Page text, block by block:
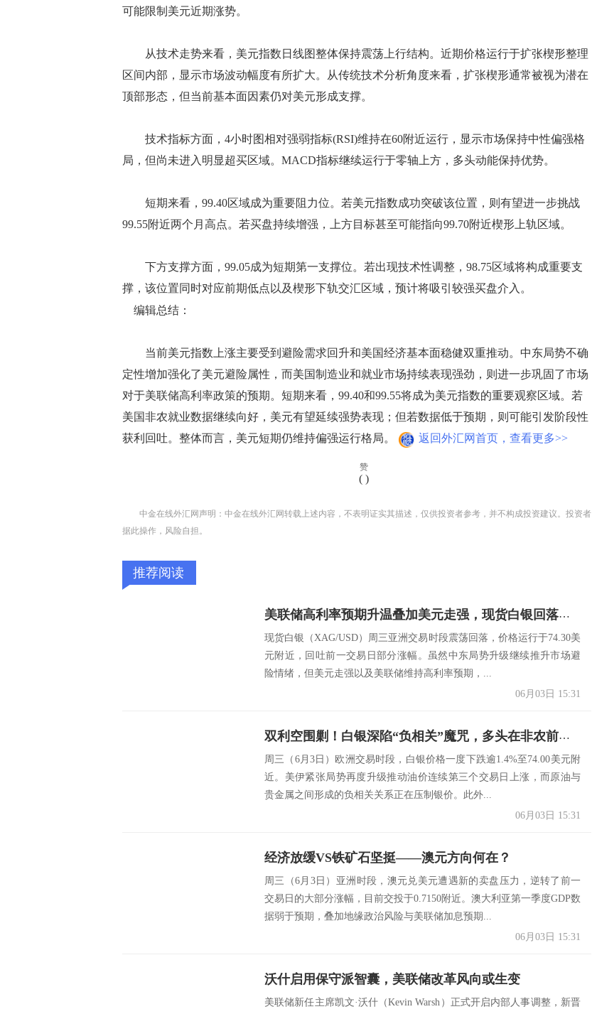
可能限制美元近期涨势。
从技术走势来看，美元指数日线图整体保持震荡上行结构。近期价格运行于扩张楔形整理
区间内部，显示市场波动幅度有所扩大。从传统技术分析角度来看，扩张楔形通常被视为潜在
顶部形态，但当前基本面因素仍对美元形成支撑。
技术指标方面，4小时图相对强弱指标(RSI)维持在60附近运行，显示市场保持中性偏强格
局，但尚未进入明显超买区域。MACD指标继续运行于零轴上方，多头动能保持优势。
短期来看，99.40区域成为重要阻力位。若美元指数成功突破该位置，则有望进一步挑战
99.55附近两个月高点。若买盘持续增强，上方目标甚至可能指向99.70附近楔形上轨区域。
下方支撑方面，99.05成为短期第一支撑位。若出现技术性调整，98.75区域将构成重要支
撑，该位置同时对应前期低点以及楔形下轨交汇区域，预计将吸引较强买盘介入。
编辑总结：
当前美元指数上涨主要受到避险需求回升和美国经济基本面稳健双重推动。中东局势不确
定性增加强化了美元避险属性，而美国制造业和就业市场持续表现强劲，则进一步巩固了市场
对于美联储高利率政策的预期。短期来看，99.40和99.55将成为美元指数的重要观察区域。若
美国非农就业数据继续向好，美元有望延续强势表现；但若数据低于预期，则可能引发阶段性
获利回吐。整体而言，美元短期仍维持偏强运行格局。
返回外汇网首页，查看更多>>
赞
( )
中金在线外汇网声明：中金在线外汇网转载上述内容，不表明证实其描述，仅供投资者参考，并不构成投资建议。投资者
据此操作，风险自担。
推荐阅读
美联储高利率预期升温叠加美元走强，现货白银回落至箱体下沿附近
现货白银（XAG/USD）周三亚洲交易时段震荡回落，价格运行于74.30美
元附近，回吐前一交易日部分涨幅。虽然中东局势升级继续推升市场避
险情绪，但美元走强以及美联储维持高利率预期，...
06月03日 15:31
双利空围剿！白银深陷“负相关”魔咒，多头在非农前缴械投降？
周三（6月3日）欧洲交易时段，白银价格一度下跌逾1.4%至74.00美元附
近。美伊紧张局势再度升级推动油价连续第三个交易日上涨，而原油与
贵金属之间形成的负相关关系正在压制银价。此外...
06月03日 15:31
经济放缓VS铁矿石坚挺——澳元方向何在？
周三（6月3日）亚洲时段，澳元兑美元遭遇新的卖盘压力，逆转了前一
交易日的大部分涨幅，目前交投于0.7150附近。澳大利亚第一季度GDP数
据弱于预期，叠加地缘政治风险与美联储加息预期...
06月03日 15:31
沃什启用保守派智囊，美联储改革风向或生变
美联储新任主席凯文·沃什（Kevin Warsh）正式开启内部人事调整，新晋